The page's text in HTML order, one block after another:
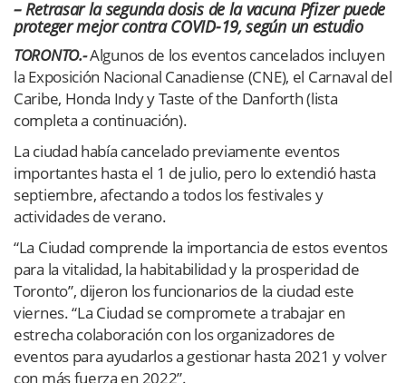
– Retrasar la segunda dosis de la vacuna Pfizer puede
proteger mejor contra COVID-19, según un estudio
TORONTO.-Algunos de los eventos cancelados incluyen
la Exposición Nacional Canadiense (CNE), el Carnaval del
Caribe, Honda Indy y Taste of the Danforth (lista
completa a continuación).
La ciudad había cancelado previamente eventos
importantes hasta el 1 de julio, pero lo extendió hasta
septiembre, afectando a todos los festivales y
actividades de verano.
“La Ciudad comprende la importancia de estos eventos
para la vitalidad, la habitabilidad y la prosperidad de
Toronto”, dijeron los funcionarios de la ciudad este
viernes. “La Ciudad se compromete a trabajar en
estrecha colaboración con los organizadores de
eventos para ayudarlos a gestionar hasta 2021 y volver
con más fuerza en 2022”.